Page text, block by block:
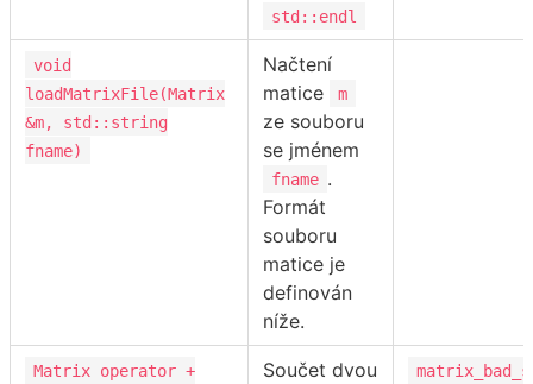
std::endl
void
loadMatrixFile(Matrix
&m, std::string
fname)
Načtení
matice
m
ze souboru
se jménem
fname .
Formát
souboru
matice je
definován
níže.
Matrix operator +
Součet dvou